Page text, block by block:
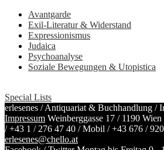
Avantgarde
Exil-Literatur & Widerstand
Expressionismus
Judaica
Psychoanalyse
Soziale Bewegungen & Utopistica
Special Lists
erlesenes / Antiquariat & Buchhandlung /
Impressum Weinberggasse 17 / 1190
/+43 1 / 276 47 40 / Mobil /+43 676 /
erlesenes@chello.at